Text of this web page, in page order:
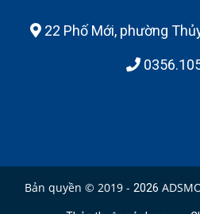
22 Phố Mới, phường
Bản quyền © 2019 - 2026